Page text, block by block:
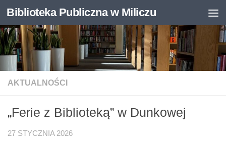
Otwórz pasek narzędzi
Skip to content
Biblioteka Publiczna w Miliczu
AKTUALNOŚCI
„Ferie z Biblioteką” w Dunkowej
27 STYCZNIA 2026